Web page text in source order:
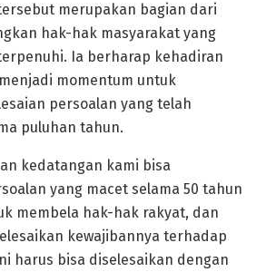
merupakan bagian dari
hak-hak masyarakat yang
Ia berharap kehadiran
menjadi momentum untuk
persoalan yang telah
puluhan tahun.
kedatangan kami bisa
yang macet selama 50 tahun
membela hak-hak rakyat, dan
kewajibannya terhadap
harus bisa diselesaikan dengan